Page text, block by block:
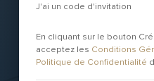
J'ai un code d'invitation
En cliquant sur le bouton
acceptez les Conditions
Politique de Confidentialité